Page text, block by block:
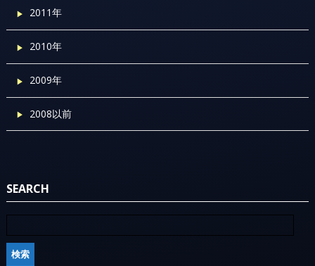
2011年
2010年
2009年
2008以前
SEARCH